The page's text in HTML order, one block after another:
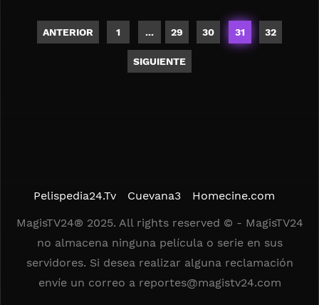
ANTERIOR 1 ... 29 30 31 32
SIGUIENTE
Pelispedia24.Tv Cuevana3
Homecine.com
MagisTV24® 2025. All rights reserved © - MagisTV24
no almacena ninguna película o serie en sus
servidores. Si desea realizar alguna reclamación
envíe un correo a reportes@magistv24.com